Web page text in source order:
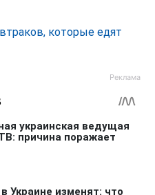
которые едят